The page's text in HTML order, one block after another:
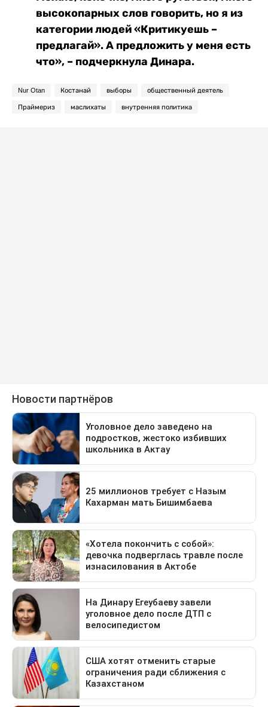
высокопарных слов говорить, но я из
категории людей «Критикуешь –
предлагай». А предложить у меня есть
что», – подчеркнула Динара.
Nur Otan Костанай выборы общественный деятель
Праймериз маслихаты внутренняя политика